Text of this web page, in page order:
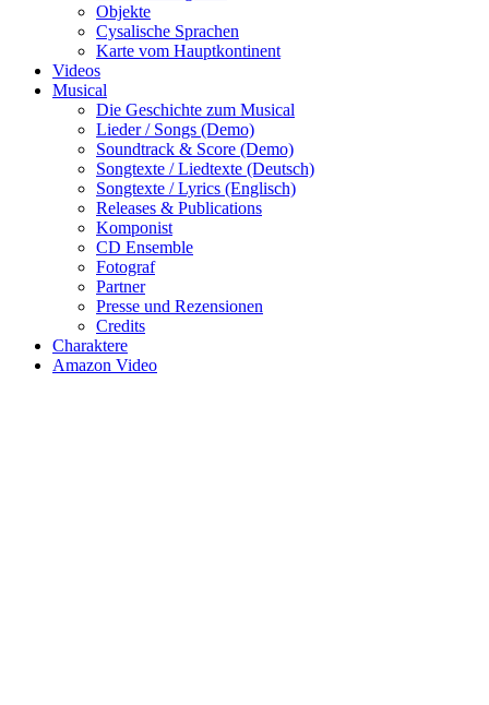
Objekte
Cysalische Sprachen
Karte vom Hauptkontinent
Videos
Musical
Die Geschichte zum Musical
Lieder / Songs (Demo)
Soundtrack & Score (Demo)
Songtexte / Liedtexte (Deutsch)
Songtexte / Lyrics (Englisch)
Releases & Publications
Komponist
CD Ensemble
Fotograf
Partner
Presse und Rezensionen
Credits
Charaktere
Amazon Video